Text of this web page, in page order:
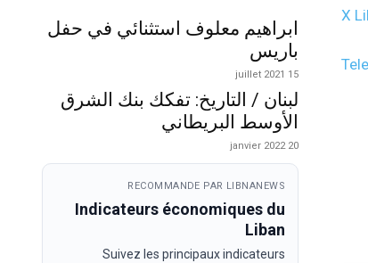
ابراهيم معلوف استثنائي في حفل
باريس
15 juillet 2021
لبنان / التاريخ: تفكك بنك الشرق
الأوسط البريطاني
20 janvier 2022
RECOMMANDE PAR LIBNANEWS
Indicateurs économiques du
Liban
Suivez les principaux indicateurs